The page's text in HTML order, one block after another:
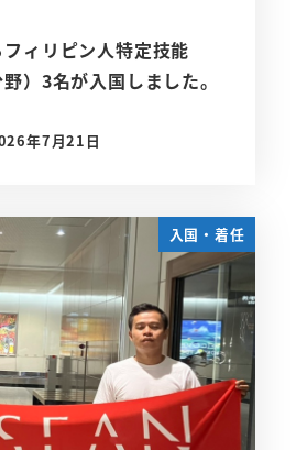
ィリピン人特定技能
野）3名が入国しました。
日
年7月21日
入国・着任